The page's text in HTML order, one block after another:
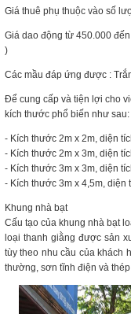
Giá thuê phụ thuộc vào số
Giá dao động từ 450.000
)
Các mầu đáp ứng được :
Để cung cấp và tiện lợi cho
kích thước phổ biến như sau:
- Kích thước 2m x 2m, diện
- Kích thước 2m x 3m, diện
- Kích thước 3m x 3m, diện
- Kích thước 3m x 4,5m, diện
Khung nhà bạt
Cấu tạo của khung nhà bạt
loại thanh giằng được sản
tùy theo nhu cầu của khách
thường, sơn tĩnh điện và